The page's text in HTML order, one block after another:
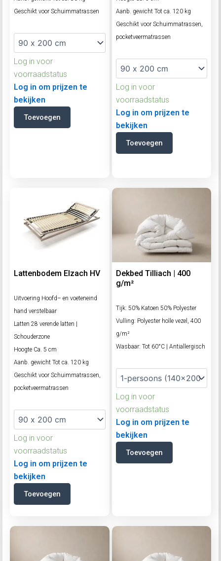
Geschikt voor Schuimmatrassen
Log in voor
voorraadstatus
Log in om prijzen te
bekijken
Toevoegen
Aanb. gewicht Tot ca. 120 kg
Geschikt voor Schuimmatrassen,
pocketveermatrassen
Log in voor
voorraadstatus
Log in om prijzen te
bekijken
Toevoegen
Lattenbodem Elzach HV
Uitvoering Hoofd– en voeteneind
hand verstelbaar
Latten 28 verende latten |
Schouderzone
Hoogte Ca. 5 cm
Aanb. gewicht Tot ca. 120 kg
Geschikt voor Schuimmatrassen,
pocketveermatrassen
Log in voor
voorraadstatus
Log in om prijzen te
bekijken
Toevoegen
Dekbed Tilliach | 400
g/m²
Tijk: 50% Katoen 50% Polyester
Vulling: Polyester holle vezel, 400
g/m²
Wasbaar: Tot 60°C | Antiallergisch
Log in voor
voorraadstatus
Log in om prijzen te
bekijken
Toevoegen